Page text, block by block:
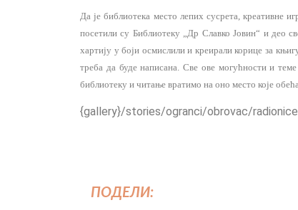
Да је библиотека место лепих сусрета, креативне
посетили су Библиотеку „Др Славко Јовин“ и део
хартију у боји осмислили и креирали корице за
треба да буде написана. Све ове могућности и
библиотеку и читање вратимо на оно место које
{gallery}/stories/ogranci/obrovac/
ПОДЕЛИ: